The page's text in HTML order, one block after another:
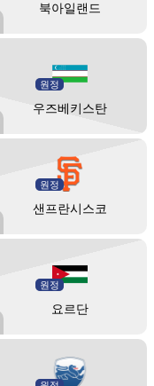
북아일랜드
원정
우즈베키스탄
원정
샌프란시스코
원정
요르단